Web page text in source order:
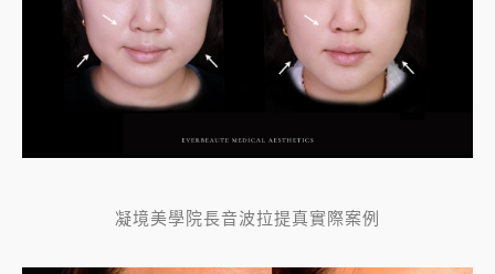
凝境美學院長音波拉提真實際案例